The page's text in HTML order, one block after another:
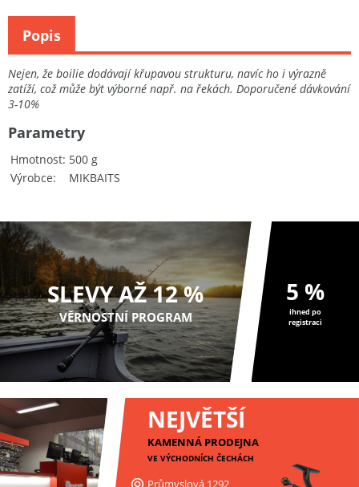
Nejen, že boilie dodávají křupavou strukturu, navíc ho i výrazně
zatíží, což může být výborné např. na řekách. Doporučené dávkování
3-10%
Hmotnost 500 g
Výrobce
MIKBAITS
Parametry
Popis
SLEVY AŽ 12 %
VĚRNOSTNÍ PROGRAM
5 %
ihned po
registraci
NEJVĚTŠÍ
KAMENNÁ PRODEJNA
VE VÝCHODNÍCH ČECHÁCH
Průmyslová 1292